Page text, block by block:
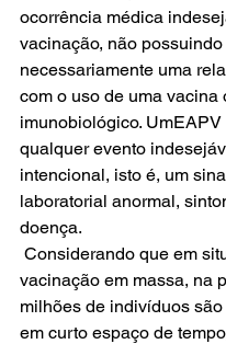
ocorrência médica
vacinação, não possuindo
necessariamente uma
com o uso de uma vacina
imunobiológico.
qualquer evento
intencional, isto é, um
laboratorial anormal,
doença.
vacinação em massa, na
milhões de indivíduos
em curto espaço de